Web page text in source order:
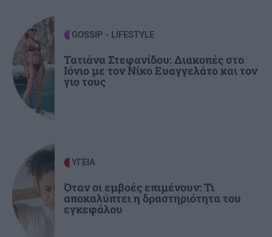
ΚΡΗΤΗ
Νέα άφιξη μεταναστών στην Κρήτη: 57 άτομα
εντοπίστηκαν στα Καπετανιανά
GOSSIP - LIFESTYLE
Τατιάνα Στεφανίδου: Διακοπές στο
Ιόνιο με τον Νίκο Ευαγγελάτο και τον
γιο τους
ΥΓΕΙΑ
Όταν οι εμβοές επιμένουν: Τι
αποκαλύπτει η δραστηριότητα του
εγκεφάλου